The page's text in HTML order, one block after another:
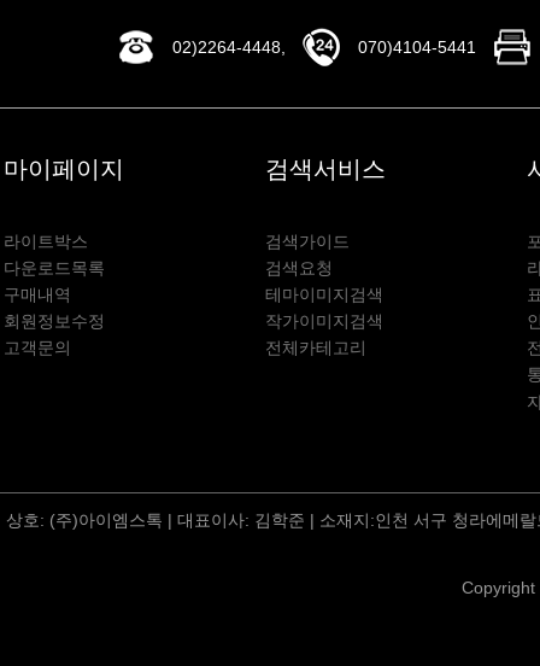
02)2264-4448, 070)4104-5441
마이페이지 검색서비스
라이트박스 검색가이드
다운로드목록
검색요청
구매내역
테마이미지검색
회원정보수정
작가이미지검색
고객문의
전체카테고리
상호: (주)아이엠스톡 | 대표이사: 김학준 | 소재지:인천 서구 청라에메
Copyright